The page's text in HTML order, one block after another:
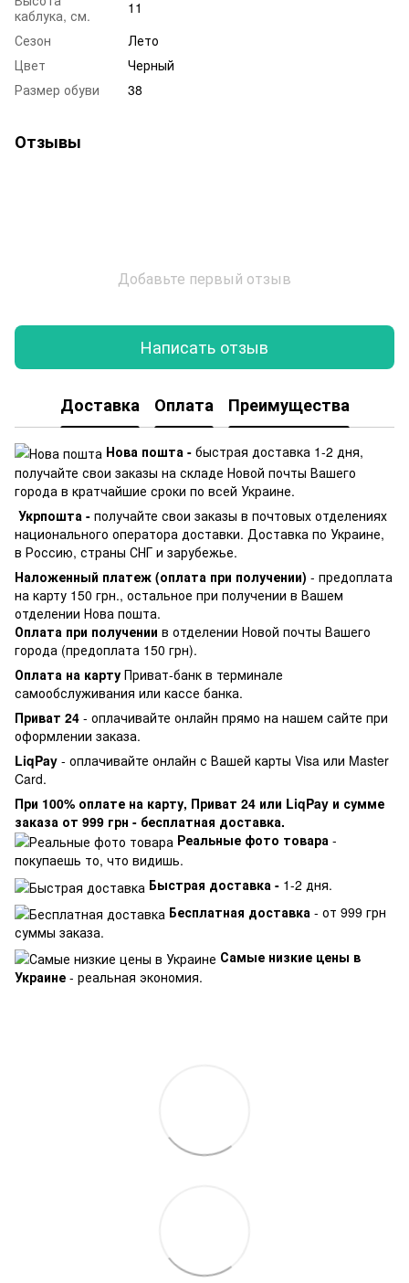
каблука, см.
11
Сезон
Лето
Цвет
Черный
Размер обуви
38
Отзывы
Добавьте первый отзыв
Написать отзыв
Доставка Оплата Преимущества
Нова пошта - быстрая доставка 1-2 дня,
получайте свои заказы на складе Новой почты Вашего
города в кратчайшие сроки по всей Украине.
Укрпошта - получайте свои заказы в почтовых отделениях
национального оператора доставки. Доставка по Украине,
в Россию, страны СНГ и зарубежье.
Наложенный платеж (оплата при получении) - предоплата
на карту 150 грн., остальное при получении в Вашем
отделении Нова пошта.
Оплата при получении в отделении Новой почты Вашего
города (предоплата 150 грн).
Оплата на карту Приват-банк в терминале
самообслуживания или кассе банка.
Приват 24 - оплачивайте онлайн прямо на нашем сайте при
оформлении заказа.
LiqPay - оплачивайте онлайн с Вашей карты Visa или Master
Card.
При 100% оплате на карту, Приват 24 или LiqPay и сумме
заказа от 999 грн - бесплатная доставка.
Реальные фото товара -
покупаешь то, что видишь.
Быстрая доставка - 1-2 дня.
Бесплатная доставка - от 999 грн
суммы заказа.
Самые низкие цены в
Украине - реальная экономия.